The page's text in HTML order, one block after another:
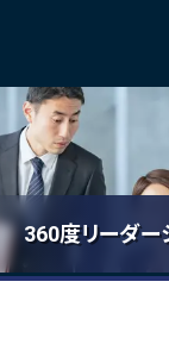
360度リーダー